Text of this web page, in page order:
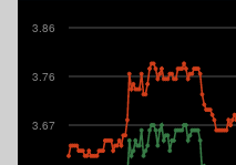
3.67
3.76
3.86